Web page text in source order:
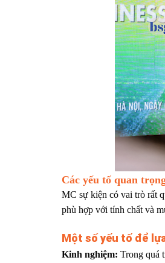
Các yếu tố quan
MC sự kiện có vai trò rất
phù hợp với tính chất và
Một số yếu tố để
Kinh nghiệm: Trong quá